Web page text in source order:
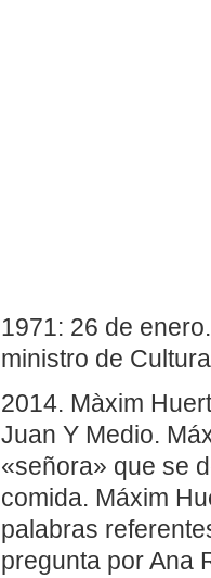
1971: 26 de
ministro de
2014. Màxim
Juan Y Medio.
«señora» que se
comida. Máxim
palabras
pregunta por Ana